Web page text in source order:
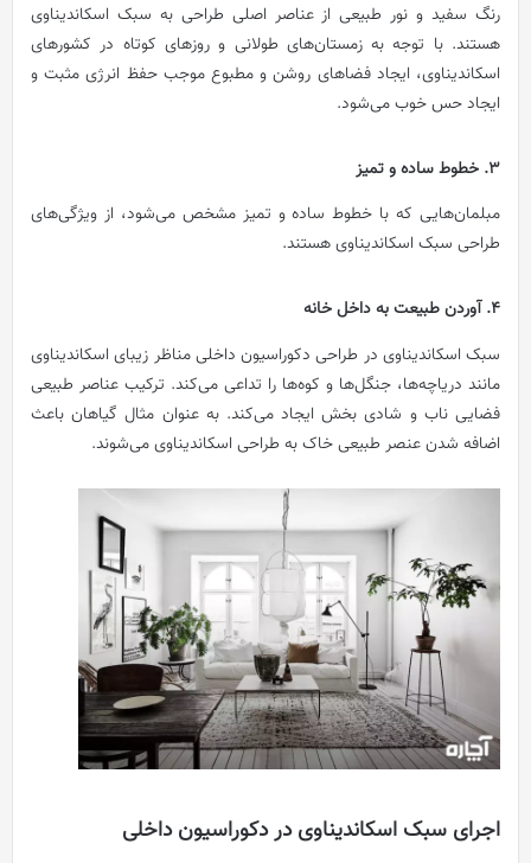
رنگ سفید و نور طبیعی از عناصر اصلی طراحی به سبک اسکاندیناوی
هستند. با توجه به زمستان‌های طولانی و روزهای کوتاه در کشورهای
اسکاندیناوی، ایجاد فضاهای روشن و مطبوع موجب حفظ انرژی مثبت و
ایجاد حس خوب می‌شود.
3. خطوط ساده و تمیز
مبلمان‌هایی که با خطوط ساده و تمیز مشخص می‌شود، از ویژگی‌های
طراحی سبک اسکاندیناوی هستند.
4. آوردن طبیعت به داخل خانه
سبک اسکاندیناوی در طراحی دکوراسیون داخلی مناظر زیبای اسکاندیناوی
مانند دریاچه‌ها، جنگل‌ها و کوه‌ها را تداعی می‌کند. ترکیب عناصر طبیعی
فضایی ناب و شادی بخش ایجاد می‌کند. به عنوان مثال گیاهان باعث
اضافه شدن عنصر طبیعی خاک به طراحی اسکاندیناوی می‌شوند.
اجرای سبک اسکاندیناوی در دکوراسیون داخلی